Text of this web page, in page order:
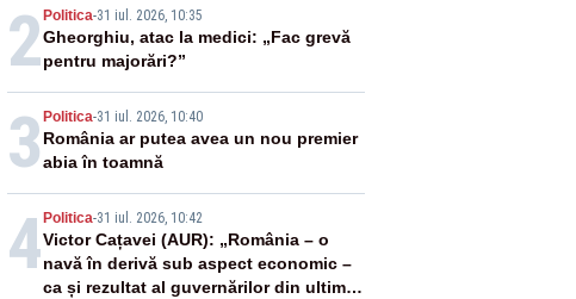
2 Politica-31 iul. 2026, 10:35
Gheorghiu, atac la medici: „Fac grevă
pentru majorări?”
3 Politica-31 iul. 2026, 10:40
România ar putea avea un nou premier
abia în toamnă
4 Politica-31 iul. 2026, 10:42
Victor Cațavei (AUR): „România – o
navă în derivă sub aspect economic –
ca și rezultat al guvernărilor din ultimii